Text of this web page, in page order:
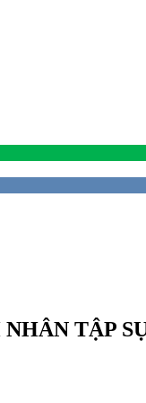
TẬP